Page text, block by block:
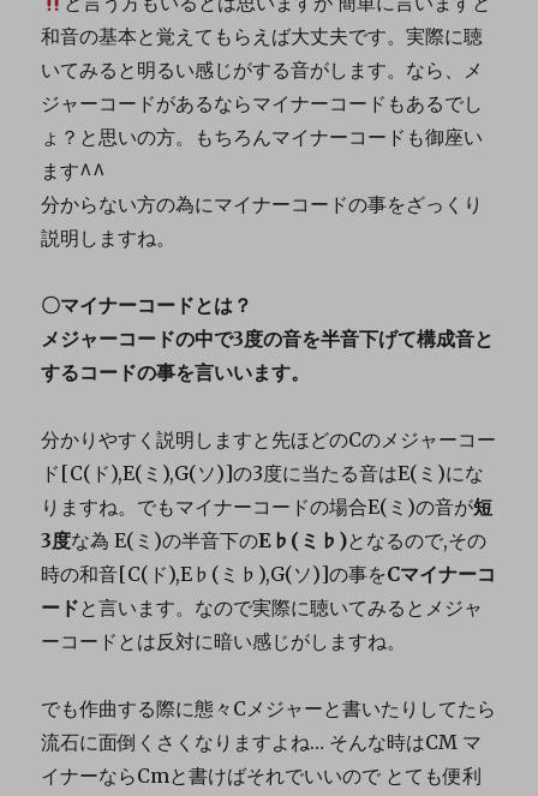
和音の基本と覚えてもらえば大丈夫です。実際に聴
いてみると明るい感じがする音がします。なら、メ
ジャーコードがあるならマイナーコードもあるでし
ょ？と思いの方。もちろんマイナーコードも御座い
ます^^
分からない方の為にマイナーコードの事をざっくり
説明しますね。
〇マイナーコードとは？
メジャーコードの中で3度の音を半音下げて構成音と
するコードの事を言いいます。
分かりやすく説明しますと先ほどのCのメジャーコー
ド[C(ド),E(ミ),G(ソ)]の3度に当たる音はE(ミ)にな
りますね。でもマイナーコードの場合E(ミ)の音が短
3度な為 E(ミ)の半音下のE♭(ミ♭)となるので,その
時の和音[C(ド),E♭(ミ♭),G(ソ)]の事をCマイナーコ
ード と言います。なので実際に聴いてみるとメジャ
ーコードとは反対に暗い感じがしますね。
でも作曲する際に態々Cメジャーと書いたりしてたら
流石に面倒くさくなりますよね… そんな時はCM マ
イナーならCmと書けばそれでいいので とても便利